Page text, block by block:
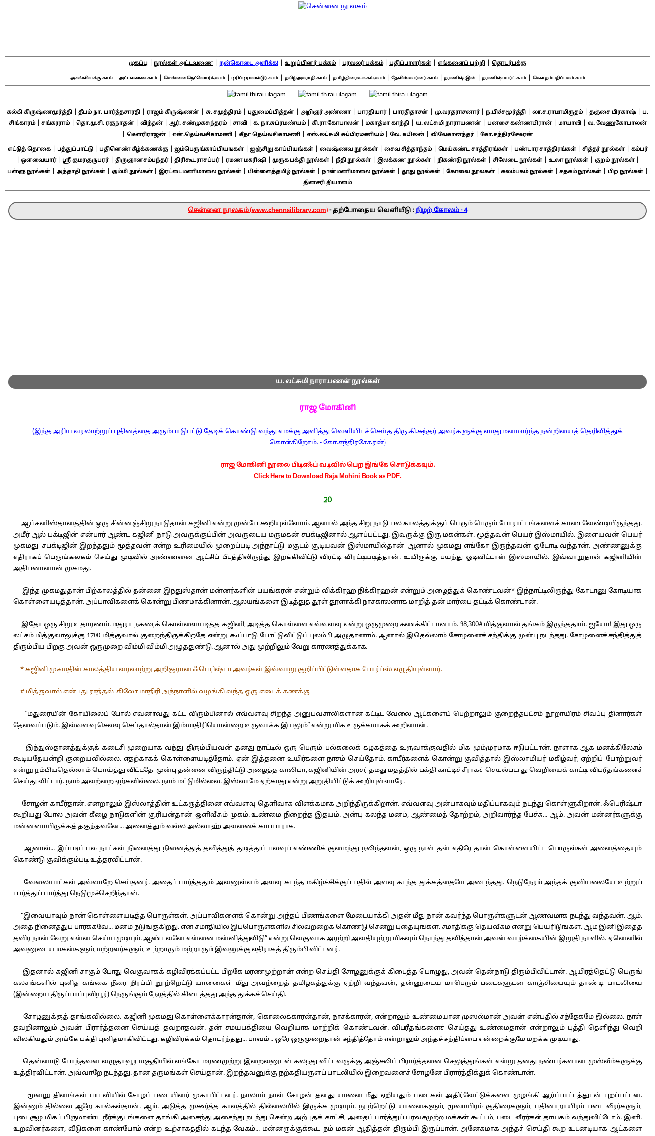
முகப்பு நூல்கள் அட்டவணை| நன்கொடை அளிக்க! உறுப்பினர் பக்கம்| புரவலர் பக்கம்| பதிப்பாளர்கள் எங்களைப் பற்றி தொடர்புக்கு
அகல்விளக்கு.காம்| அட்டவணை.காம்| சென்னைநெட்வொர்க்.காம்| டிரிப்டிராவல்டூர்.காம்| தமிழ்அகராதி.காம்| தமிழ்திரைஉலகம்.காம்| தேவிஸ்கார்னர்.காம்| தரணிஷ்.இன்| தரணிஷ்மார்ட்.காம்| கௌதம்பதிப்பகம்.காம்
கல்கி கிருஷ்ணமூர்த்தி தீபம் நா. பார்த்தசாரதி ராஜம் கிருஷ்ணன் சு. சமுத்திரம்| புதுமைப்பித்தன் அறிஞர் அண்ணா| பாரதியார்| பாரதிதாசன் மு.வரதராசனார்| ந.பிச்சமூர்த்தி லா.ச.ராமாமிருதம்| தஞ்சை பிரகாஷ்
ப.
சிங்காரம்| சங்கரராம்| தொ.மு.சி. ரகுநாதன்| விந்தன்| ஆர். சண்முகசுந்தரம்| சாவி| க. நா.சுப்ரமண்யம்| கி.ரா.கோபாலன்| மகாத்மா காந்தி| ய. லட்சுமி நாராயணன்| பனசை கண்ணபிரான்| மாயாவி| வ. வேணுகோபாலன்
கௌரிராஜன் என்.தெய்வசிகாமணி கீதா தெய்வசிகாமணி எஸ்.லட்சுமி சுப்பிரமணியம்| வே. கபிலன் விவேகானந்தர்| கோ.சந்திரசேகரன்
எட்டுத் தொகை| பத்துப்பாட்டு| பதினெண் கீழ்க்கணக்கு| ஐம்பெருங்காப்பியங்கள்| ஐஞ்சிறு காப்பியங்கள்| வைஷ்ணவ நூல்கள்| சைவ சித்தாந்தம்| மெய்கண்ட சாத்திரங்கள்| பண்டார சாத்திரங்கள்| சித்தர் நூல்கள்| கம்பர்
ஔவையார்| ஸ்ரீ குமரகுருபரர்| திருஞானசம்பந்தர்| திரிகூடராசப்பர்| ரமண மகரிஷி| முருக பக்தி நூல்கள்| நீதி நூல்கள்| இலக்கண நூல்கள்| நிகண்டு நூல்கள்| சிலேடை நூல்கள்| உலா நூல்கள்| குறம் நூல்கள்|
பள்ளு நூல்கள்| அந்தாதி நூல்கள்| கும்மி நூல்கள்| இரட்டைமணிமாலை நூல்கள்| பிள்ளைத்தமிழ் நூல்கள்| நான்மணிமாலை நூல்கள்| தூது நூல்கள்| கோவை நூல்கள்| கலம்பகம் நூல்கள்| சதகம் நூல்கள்| பிற நூல்கள்|
தினசரி தியானம்
சென்னை நூலகம் (www.chennailibrary.com)- தற்போதைய வெளியீடு : நிழற் கோலம் - 4
ய. லட்சுமி நாராயணன் நூல்கள்
ராஜ மோகினி
(இந்த அரிய வரலாற்றுப் புதினத்தை அரும்பாடுபட்டு தேடிக் கொண்டு வந்து எமக்கு அளித்து வெளியிடச் செய்த திரு.கி.சுந்தர் அவர்களுக்கு எமது மனமார்ந்த நன்றியைத் தெரிவித்துக்
கொள்கிறோம். - கோ.சந்திரசேகரன்)
ராஜ மோகினி நூலை பிடிஎஃப் வடிவில் பெற இங்கே சொடுக்கவும்.
Click Here to Download Raja Mohini Book as PDF.
20
ஆப்கனிஸ்தானத்தின் ஒரு சின்னஞ்சிறு நாடுதான் கஜினி என்று முன்பே கூறியுள்ளோம். ஆனால் அந்த சிறு நாடு பல காலத்துக்குப் பெரும் பெரும் போராட்டங்களைக் காண வேண்டியிருந்தது.
அமீர் ஆல் பக்டிஜின் என்பார் ஆண்ட கஜினி நாடு அவருக்குப்பின் அவருடைய மருமகன் சபக்டிஜினால் ஆளப்பட்டது. இவருக்கு இரு மகன்கள். மூத்தவன் பெயர் இஸ்மாயில். இளையவன் பெயர்
முகமது. சபக்டிஜின் இறந்ததும் மூத்தவன் என்ற உரிமையில் முறைப்படி அந்நாட்டு மகுடம் சூடியவன் இஸ்மாயில்தான். ஆனால் முகமது எங்கோ இருந்தவன் ஓடோடி வந்தான். அண்ணனுக்கு
எதிராகப் பெருங்கலகம் செய்து முடிவில் அண்ணனை ஆட்சிப் பீடத்திலிருந்து இறக்கிவிட்டு விரட்டி விரட்டியடித்தான். உயிருக்கு பயந்து ஓடிவிட்டான் இஸ்மாயில். இவ்வாறுதான் கஜினியின்
அதிபனானான் முகமது.
இந்த முகமதுதான் பிற்காலத்தில் தன்னை இந்துஸ்தான் மன்னர்களின் பயங்கரன் என்றும் விக்கிரஹ நிக்கிரஹன் என்றும் அழைத்துக் கொண்டவன்* இந்நாட்டிலிருந்து கோடானு கோடியாக
கொள்ளையடித்தான். அப்பாவிகளைக் கொன்று பிணமாக்கினான். ஆலயங்களை இடித்துத் தூள் தூளாக்கி நாசகாலனாக மாறித் தன் மார்பை தட்டிக் கொண்டான்.
இதோ ஒரு சிறு உதாரணம். மதுரா நகரைக் கொள்ளையடித்த கஜினி, அடித்த கொள்ளை எவ்வளவு என்று ஒருமுறை கணக்கிட்டானாம். 98,300# மித்குவால் தங்கம் இருந்ததாம். ஐயோ! இது ஒரு
லட்சம் மித்குவாலுக்கு 1700 மித்குவால் குறைந்திருக்கிறதே என்று கூப்பாடு போட்டுவிட்டுப் புலம்பி அழுதானாம். ஆனால் இதெல்லாம் சோழனைச் சந்திக்கு முன்பு நடந்தது. சோழனைச் சந்தித்துத்
திரும்பிய பிறகு அவன் ஒருமுறை விம்மி விம்மி அழுததுண்டு. ஆனால் அது முற்றிலும் வேறு காரணத்துக்காக.
* கஜினி முகமதின் காலத்திய வரலாற்று அறிஞரான ஃபெரிஷ்டா அவர்கள் இவ்வாறு குறிப்பிட்டுள்ளதாக போர்ப்ஸ் எழுதியுள்ளார்.
# மித்குவால் என்பது ராத்தல். கிலோ மாதிரி அந்நாளில் வழங்கி வந்த ஒரு எடைக் கணக்கு.
“மதுரையின் கோயிலைப் போல் எவனாவது கட்ட விரும்பினால் எவ்வளவு சிறந்த அனுபவசாலிகளான கட்டிட வேலை ஆட்களைப் பெற்றாலும் குறைந்தபட்சம் நூறாயிரம் சிவப்பு தினார்கள்
தேவைப்படும். இவ்வளவு செலவு செய்தால்தான் இம்மாதிரியொன்றை உருவாக்க இயலும்” என்று மிக உருக்கமாகக் கூறினான்.
இந்துஸ்தானத்துக்குக் கடைசி முறையாக வந்து திரும்பியவன் தனது நாட்டில் ஒரு பெரும் பல்கலைக் கழகத்தை உருவாக்குவதில் மிக மும்முரமாக ஈடுபட்டான். நாளாக ஆக மனக்கிலேசம்
கூடியதேயன்றி குறையவில்லை. எதற்காகக் கொள்ளையடித்தோம். ஏன் இத்தனை உயிர்களை நாசம் செய்தோம். காபீர்களைக் கொன்று குவித்தால் இஸ்லாமியர் மகிழ்வர், ஏற்றிப் போற்றுவர்
என்று நம்பியதெல்லாம் பொய்த்து விட்டதே. முன்பு தன்னை விருந்திட்டு அழைத்த காலிபா, கஜினியின் அரசர் தமது மதத்தில் பக்தி காட்டிச் சீராகச் செயல்படாது வெறியைக் காட்டி விபரீதங்களைச்
செய்து விட்டார். நாம் அவற்றை ஏற்கவில்லை. நாம் மட்டுமில்லை. இஸ்லாமே ஏற்காது என்று அறுதியிட்டுக் கூறியுள்ளாரே.
சோழன் காபீர்தான். என்றாலும் இஸ்லாத்தின் உட்கருத்தினை எவ்வளவு தெளிவாக விளக்கமாக அறிந்திருக்கிறான். எவ்வளவு அன்பாகவும் மதிப்பாகவும் நடந்து கொள்ளுகிறான். ஃபெரிஷ்டா
கூறியது போல அவன் கீழை நாடுகளின் சூரியன்தான். ஒளிவீசும் முகம். உண்மை நிறைந்த இதயம். அன்பு கலந்த மனம், ஆண்மைத் தோற்றம், அறிவார்ந்த பேச்சு... ஆம். அவன் மன்னர்களுக்கு
மன்னனாயிருக்கத் தகுந்தவனே... அனைத்தும் வல்ல அல்லாஹ் அவனைக் காப்பாராக.
ஆனால்... இப்படிப் பல நாட்கள் நினைத்து நினைத்துத் தவித்துத் துடித்துப் பலவும் எண்ணிக் குமைந்து நலிந்தவன், ஒரு நாள் தன் எதிரே தான் கொள்ளையிட்ட பொருள்கள் அனைத்தையும்
கொண்டு குவிக்கும்படி உத்தரவிட்டான்.
வேலையாட்கள் அவ்வாறே செய்தனர். அதைப் பார்த்ததும் அவனுள்ளம் அளவு கடந்த மகிழ்ச்சிக்குப் பதில் அளவு கடந்த துக்கத்தையே அடைந்தது. நெடுநேரம் அந்தக் குவியலையே உற்றுப்
பார்த்துப் பார்த்து நெடுமூச்செறிந்தான்.
“இவையாவும் நான் கொள்ளையடித்த பொருள்கள். அப்பாவிகளைக் கொன்று அந்தப் பிணங்களை மேடையாக்கி அதன் மீது நான் கவர்ந்த பொருள்களுடன் ஆணவமாக நடந்து வந்தவன். ஆம்.
அதை நினைத்துப் பார்க்கவே... மனம் நடுங்குகிறது. என் சமாதியில் இப்பொருள்களில் சிலவற்றைக் கொண்டு சென்று புதையுங்கள். சமாதிக்கு தெய்வீகம் என்று பெயரிடுங்கள். ஆம் இனி இதைத்
தவிர நான் வேறு என்ன செய்ய முடியும். ஆண்டவனே என்னை மன்னித்துவிடு” என்று வெகுவாக அரற்றி அவதியுற்று மிகவும் நொந்து தவித்தான் அவன் வாழ்க்கையின் இறுதி நாளில். ஏனெனில்
அவனுடைய மகன்களும், மற்றவர்களும், உற்றாரும் மற்றாரும் இவனுக்கு எதிராகத் திரும்பி விட்டனர்.
இதனால் கஜினி சாகும் போது வெகுவாகக் கழிவிரக்கப்பட்ட பிறகே மரணமுற்றான் என்ற செய்தி சோழனுக்குக் கிடைத்த பொழுது, அவன் தென்நாடு திரும்பிவிட்டான். ஆயிரத்தெட்டு பெருங்
கலசங்களில் புனித கங்கை நீரை நிரப்பி நூற்றெட்டு யானைகள் மீது அவற்றைத் தமிழகத்துக்கு ஏற்றி வந்தவன், தன்னுடைய மாபெரும் படைகளுடன் காஞ்சியையும் தாண்டி பாடலியை
(இன்றைய திருப்பாப்புலியூர்) நெருங்கும் நேரத்தில் கிடைத்தது அந்த துக்கச் செய்தி.
சோழனுக்குத் தாங்கவில்லை. கஜினி முகமது கொள்ளைக்காரன்தான், கொலைக்காரன்தான், நாசக்காரன், என்றாலும் உண்மையான முஸல்மான் அவன் என்பதில் சந்தேகமே இல்லை. நாள்
தவறினாலும் அவன் பிரார்த்தனை செய்யத் தவறாதவன். தன் சமயபக்தியை வெறியாக மாற்றிக் கொண்டவன். விபரீதங்களைச் செய்தது உண்மைதான் என்றாலும் புத்தி தெளிந்து வெறி
விலகியதும் அங்கே பக்தி புனிதமாகிவிட்டது. கழிவிரக்கம் தொடர்ந்தது... பாவம்... ஒரே ஒருமுறைதான் சந்தித்தோம் என்றாலும் அந்தச் சந்திப்பை என்றைக்குமே மறக்க முடியாது.
தென்னாடு போந்தவன் வழுதாவூர் மசூதியில் எங்கோ மரணமுற்று இறைவனுடன் கலந்து விட்டவருக்கு அஞ்சலிப் பிரார்த்தனை செலுத்துங்கள் என்று தனது நண்பர்களான முஸ்லீம்களுக்கு
உத்திரவிட்டான். அவ்வாறே நடந்தது. தான தருமங்கள் செய்தான். இறந்தவனுக்கு நற்கதியருளப் பாடலியில் இறைவனைச் சோழனே பிரார்த்திக்துக் கொண்டான்.
மூன்று தினங்கள் பாடலியில் சோழப் படையினர் முகாமிட்டனர். நாலாம் நாள் சோழன் தனது யானை மீது ஏறியதும் படைகள் அதிர்வேட்டுக்களை முழங்கி ஆர்ப்பாட்டத்துடன் புறப்பட்டன.
இன்னும் தில்லை ஆறே கால்கள்தான். ஆம். அடுத்த முகூர்த்த காலத்தில் தில்லையில் இருக்க முடியும். நூற்றெட்டு யானைகளும், மூவாயிரம் குதிரைகளும், பதினாறாயிரம் படை வீரர்களும்,
புடைசூழ மிகப் பிருமாண்ட நீர்க்குடங்களை தாங்கி அசைந்து அசைந்து நடந்து சென்ற அற்புதக் காட்சி, அதைப் பார்த்துப் பரவசமுற்ற மக்கள் கூட்டம், படை வீரர்கள் தாயகம் வந்துவிட்டோம். இனி.
உறவினர்களை, வீடுகளை காண்போம் என்ற உற்சாகத்தில் கடந்த வேகம்... மன்னருக்குக்கூட நம் மகன் ஆதித்தன் திரும்பி இருப்பான். அனேகமாக அந்தச் செய்தி கூற உடனடியாக ஆட்களை